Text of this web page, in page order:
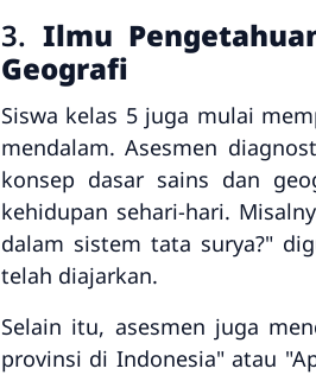
3. Ilmu
Geografi
Siswa kelas 5 juga mulai
mendalam. Asesmen
konsep dasar sains dan
kehidupan sehari-hari.
dalam sistem tata surya?"
telah diajarkan.
Selain itu, asesmen juga
provinsi di Indonesia" atau